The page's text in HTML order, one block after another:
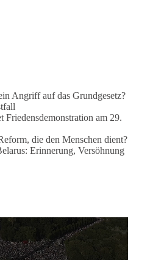
#friedenspartei
nicht besser oder schlechter
Partei kommt?
Angriff auf das Grundgesetz?
Friedensdemonstration am 29.
die den Menschen dient?
Erinnerung, Versöhnung